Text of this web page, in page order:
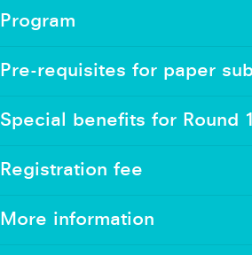
Program
Pre-requisites for paper
Special benefits for Round
Registration fee
More information